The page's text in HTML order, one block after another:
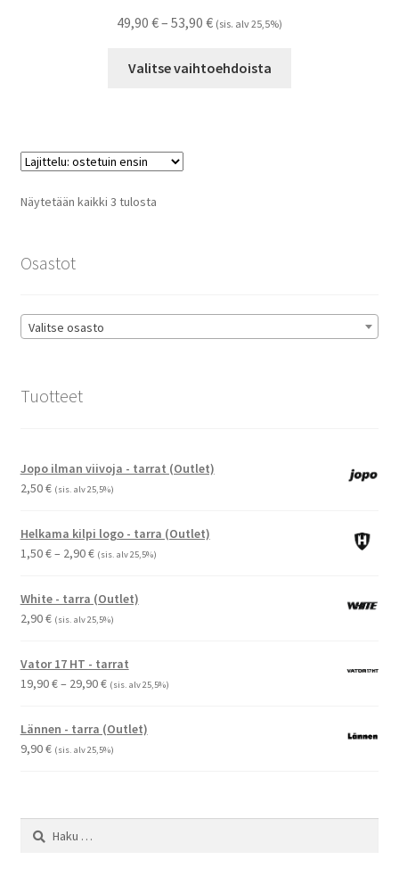
49,90 €– 53,90 €Hintaluokka:
-
(sis. alv 25,5%)
Valitse vaihtoehdoista
Näytetään kaikki 3 tulostaSuosituimmat
Osastot
Valitse osasto
Tuotteet
Jopo ilman viivoja - tarrat (Outlet)
2,50€ (sis. alv 25,5%)
Helkama kilpi logo - tarra (Outlet)
1,50€– 2,90€Hintaluokka:
-
(sis. alv 25,5%)
White - tarra (Outlet)
2,90€ (sis. alv 25,5%)
Vator 17 HT - tarrat
19,90€– 29,90€Hintaluokka:
-
(sis. alv 25,5%)
Lännen - tarra (Outlet)
9,90€ (sis. alv 25,5%)
Haku: